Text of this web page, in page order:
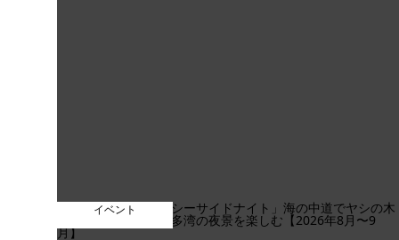
イベント